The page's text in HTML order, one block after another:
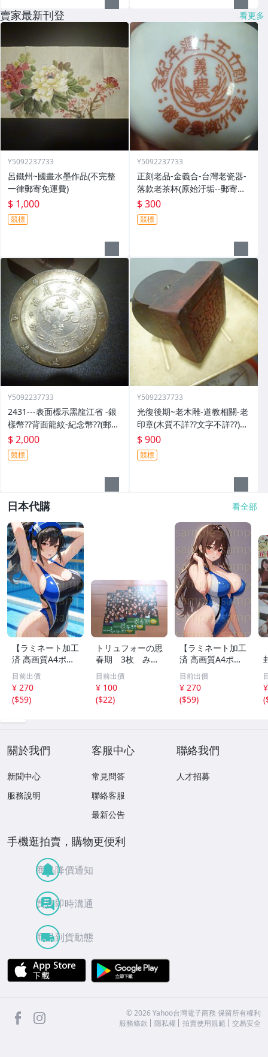
賣家最新刊登 看更多
Y5092237733
呂鐵州~國畫水墨作品(不完整
一律郵寄免運費)
$ 1,000
競標
Y5092237733
正刻老品-金義合-台灣老瓷器-
落款老茶杯(原始汙垢--郵寄免
運費)
$ 300
競標
Y5092237733
2431---表面標示黑龍江省 -銀
樣幣??背面龍紋-紀念幣??(郵寄
免運費)
$ 2,000
競標
Y5092237733
光復後期~老木雕-道教相關-老
印章(木質不詳??文字不詳??)歷
史民俗文物??(郵寄免運費)
$ 900
競標
日本代購 看全部
【ラミネート加工
済 高画質A4ポス
ター】1583 AI美
女 イラスト ポス
ター セクシー か
わいい 水着 下着
目前出價
¥ 270
($59)
トリュフォーの思
春期 3枚 みゆ
き座 ジュリー
デムソー ｋ
目前出價
¥ 100
($22)
【ラミネート加工
済 高画質A4ポス
ター】1582 AI美
女 イラスト ポス
ター セクシー か
わいい 水着 下着
目前出價
¥ 270
($59)
(
關於我們
新聞中心
服務說明
客服中心
常見問答
聯絡客服
最新公告
聯絡我們
人才招募
手機逛拍賣，購物更便利
商品降價通知
買賣即時溝通
商品到貨動態
APP Store
facebook ©2026 Yahoo台灣電子商務 保留所有權利
服務條款
隱私權 拍賣使用規範 交易安全